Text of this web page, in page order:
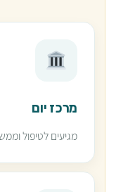
מרכז יום
מגיעים לטיפול